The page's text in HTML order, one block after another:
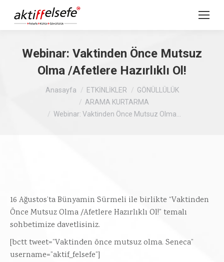
Webinar: Vaktinden Önce Mutsuz
Olma /Afetlere Hazırlıklı Ol!
Buradasınız :Anasayfa ETKİNLİKLER
GÖNÜLLÜLÜK
ARAMA KURTARMA
Webinar: Vaktinden Önce Mutsuz Olma…
16 Ağustos’ta Bünyamin Sürmeli ile birlikte “Vaktinden
Önce Mutsuz Olma /Afetlere Hazırlıklı Ol!” temalı
sohbetimize davetlisiniz.
[bctt tweet=”Vaktinden önce mutsuz olma. Seneca”
username=”aktif_felsefe”]